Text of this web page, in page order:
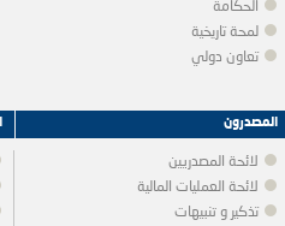
الحكامة
لمحة تاريخية
تعاون دولي
المصدرون
لائحة المصدريين
لائحة العمليات المالية
تذكير و تنبيهات